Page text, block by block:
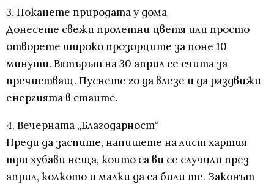
3. Поканете природата у дома
Донесете свежи пролетни цветя или просто
отворете широко прозорците за поне 10
минути. Вятърът на 30 април се счита за
пречистващ. Пуснете го да влезе и да раздвижи
енергията в стаите.
4. Вечерната „Благодарност“
Преди да заспите, напишете на лист хартия
три хубави неща, които са ви се случили през
април, колкото и малки да са били те. Законът